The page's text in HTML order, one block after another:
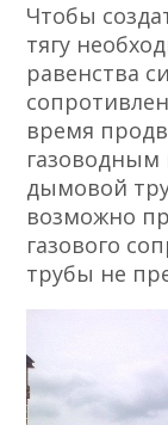
Чтобы
тягу
равенства
время
газоводным
дымовой
возможно
газового
трубы не